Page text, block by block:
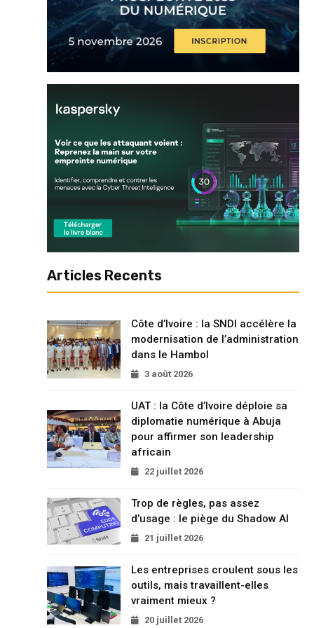
Articles Recents
Côte d’Ivoire : la SNDI accélère la
modernisation de l’administration
dans le Hambol
3 août 2026
UAT : la Côte d’Ivoire déploie sa
diplomatie numérique à Abuja
pour affirmer son leadership
africain
22 juillet 2026
Trop de règles, pas assez
d’usage : le piège du Shadow AI
21 juillet 2026
Les entreprises croulent sous les
outils, mais travaillent-elles
vraiment mieux ?
20 juillet 2026